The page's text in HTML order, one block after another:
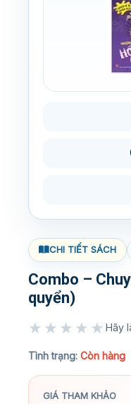
CHI TIẾT SÁCH
Combo –
quyển)
★★★★★ Hãy
Tình trạng: Còn hàng
GIÁ THAM KHẢO